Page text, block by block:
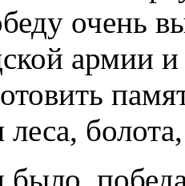
очень
армии и